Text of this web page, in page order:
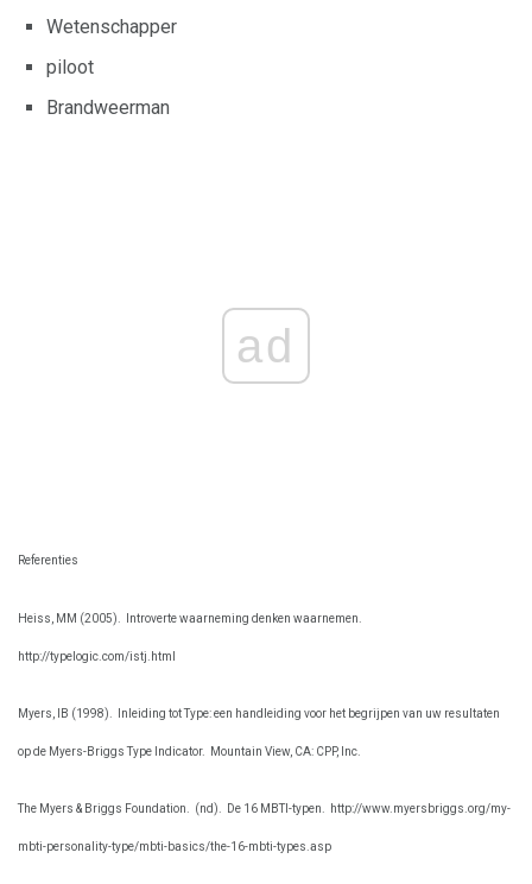
Wetenschapper
piloot
Brandweerman
ad
Referenties
Heiss, MM (2005). Introverte waarneming denken waarnemen.
http://typelogic.com/istj.html
Myers, IB (1998). Inleiding tot Type: een handleiding voor het begrijpen van uw resultaten
op de Myers-Briggs Type Indicator. Mountain View, CA: CPP, Inc.
The Myers & Briggs Foundation. (nd). De 16 MBTI-typen. http://www.myersbriggs.org/my-
mbti-personality-type/mbti-basics/the-16-mbti-types.asp